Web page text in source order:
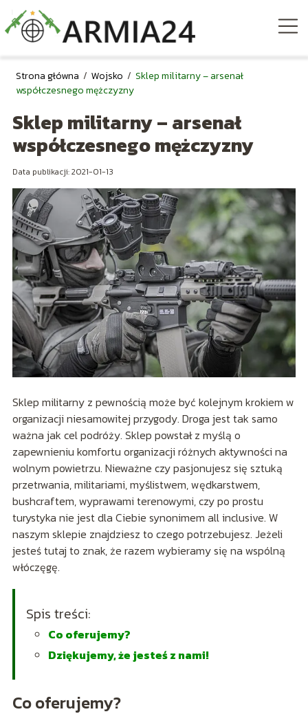
Strona główna / Wojsko / Sklep militarny – arsenał
współczesnego mężczyzny
Sklep militarny – arsenał
współczesnego mężczyzny
Data publikacji: 2021-01-13
Sklep militarny z pewnością może być kolejnym krokiem w
organizacji niesamowitej przygody. Droga jest tak samo
ważna jak cel podróży. Sklep powstał z myślą o
zapewnieniu komfortu organizacji różnych aktywności na
wolnym powietrzu. Nieważne czy pasjonujesz się sztuką
przetrwania, militariami, myślistwem, wędkarstwem,
bushcraftem, wyprawami terenowymi, czy po prostu
turystyka nie jest dla Ciebie synonimem all inclusive. W
naszym sklepie znajdziesz to czego potrzebujesz. Jeżeli
jesteś tutaj to znak, że razem wybieramy się na wspólną
włóczęgę.
Spis treści:
Co oferujemy?
Dziękujemy, że jesteś z nami!
Co oferujemy?